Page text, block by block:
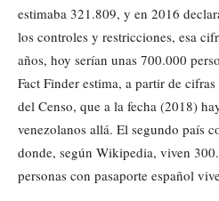
estimaba 321.809, y en 2016
los controles y restricciones, esa
años, hoy serían unas 700.000
Fact Finder estima, a partir de
del Censo, que a la fecha (2018)
venezolanos allá. El segundo país
donde, según Wikipedia, viven
personas con pasaporte español